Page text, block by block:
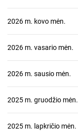
2026 m. kovo mėn.
2026 m. vasario mėn.
2026 m. sausio mėn.
2025 m. gruodžio mėn.
2025 m. lapkričio mėn.